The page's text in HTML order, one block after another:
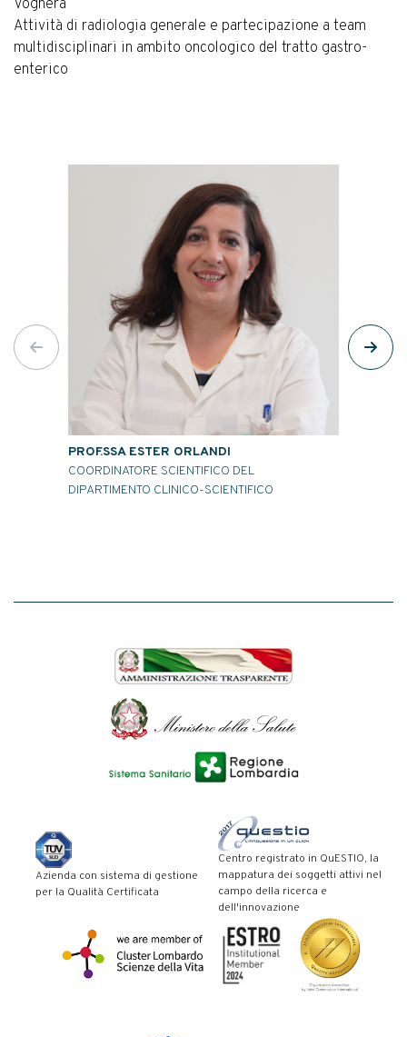
PROF.SSA ESTER ORLANDI
COORDINATORE SCIENTIFICO DEL
DIPARTIMENTO CLINICO-SCIENTIFICO
Voghera
Attività di radiologia generale e partecipazione a team
multidisciplinari in ambito oncologico del tratto gastro-
enterico
Azienda con sistema di gestione
per la Qualità Certificata
Centro registrato in QuESTIO, la
mappatura dei soggetti attivi nel
campo della ricerca e
dell'innovazione